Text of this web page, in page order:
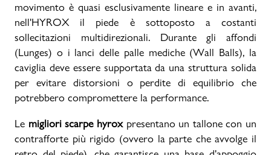
movimento è quasi esclusivamente lineare e in avanti,
nell'HYROX il piede è sottoposto a costanti
sollecitazioni multidirezionali. Durante gli affondi
(Lunges) o i lanci delle palle mediche (Wall Balls), la
caviglia deve essere supportata da una struttura solida
per evitare distorsioni o perdite di equilibrio che
potrebbero compromettere la performance.
Le migliori scarpe hyroxpresentano un tallone con un
contrafforte più rigido (ovvero la parte che avvolge il